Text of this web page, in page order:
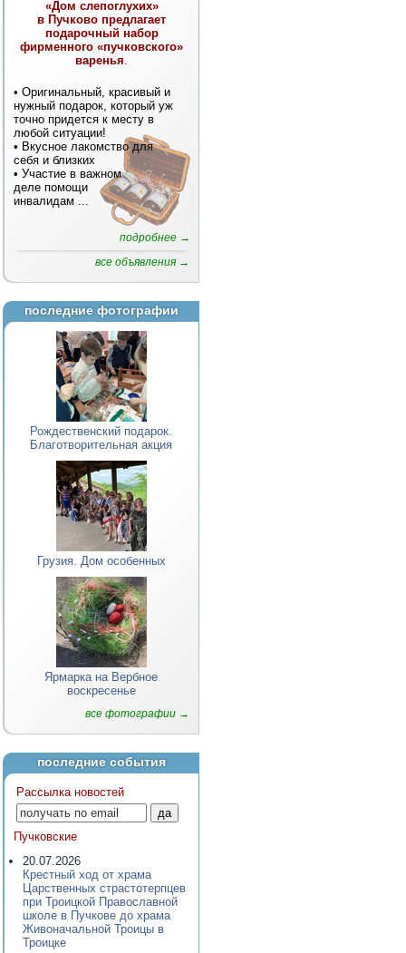
«Дом слепоглухих»
в Пучково предлагает
подарочный набор
фирменного «пучковского»
варенья.
• Оригинальный, красивый и
нужный подарок, который уж
точно придется к месту в
любой ситуации!
• Вкусное лакомство для
себя и близких
• Участие в важном
деле помощи
инвалидам ...
подробнее →
все объявления →
последние фотографии
Рождественский подарок.
Благотворительная акция
Грузия. Дом особенных
Ярмарка на Вербное
воскресенье
все фотографии →
последние события
Рассылка новостей
Пучковские
20.07.2026
Крестный ход от храма
Царственных страстотерпцев
при Троицкой Православной
школе в Пучкове до храма
Живоначальной Троицы в
Троицке